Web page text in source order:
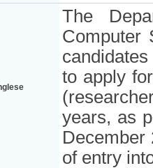
The
Computer
to apply
years, as
December
of entry